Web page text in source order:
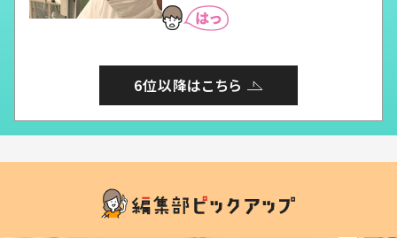
6位以降はこちら